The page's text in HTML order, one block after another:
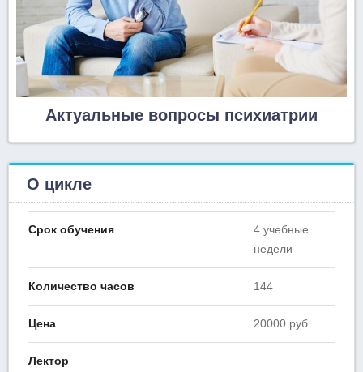
Актуальные вопросы психиатрии
О цикле
Срок обучения
4 учебные
недели
Количество часов 144
Цена 20000 руб.
Лектор